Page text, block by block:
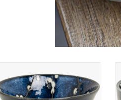
Hanablue, Japan
TOEVOEGEN AAN WINKELWAGEN